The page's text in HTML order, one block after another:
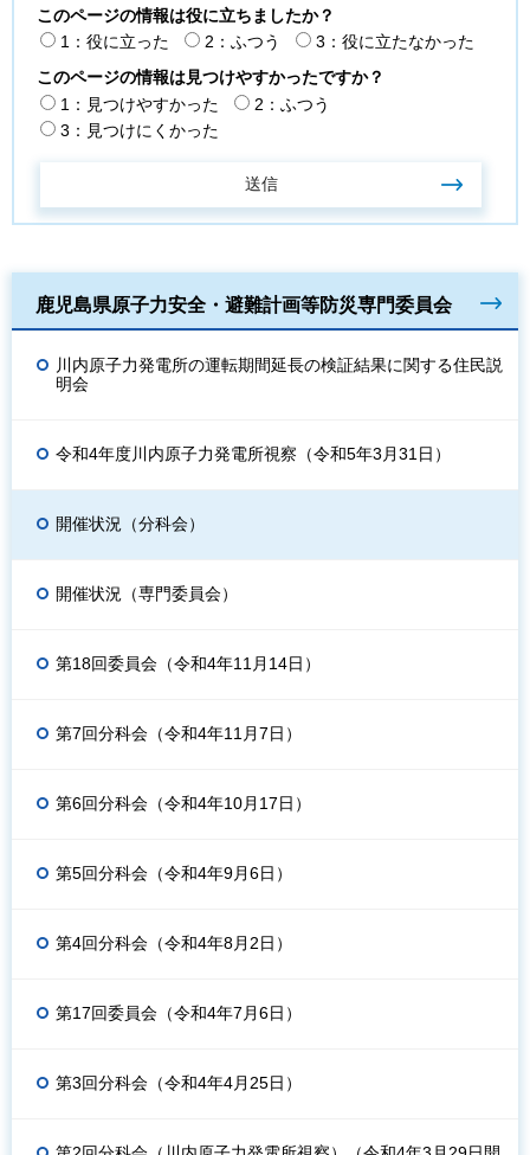
このページの情報は役に立ちましたか？
1：役に立った
2：ふつう
3：役に立たなかった
このページの情報は見つけやすかったですか？
1：見つけやすかった
2：ふつう
3：見つけにくかった
鹿児島県原子力安全・避難計画等防災専門委員会
川内原子力発電所の運転期間延長の検証結果に関する住民説
明会
令和4年度川内原子力発電所視察（令和5年3月31日）
開催状況（分科会）
開催状況（専門委員会）
第18回委員会（令和4年11月14日）
第7回分科会（令和4年11月7日）
第6回分科会（令和4年10月17日）
第5回分科会（令和4年9月6日）
第4回分科会（令和4年8月2日）
第17回委員会（令和4年7月6日）
第3回分科会（令和4年4月25日）